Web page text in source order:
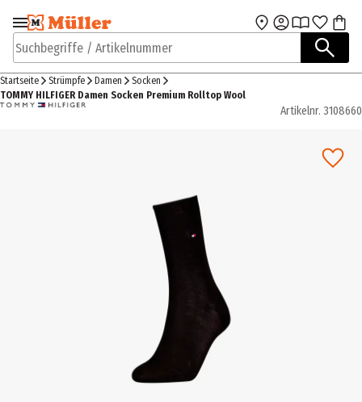
Zur Navigation
springen
Zum Hauptinhalt
Suchbegriffe / Artikelnummer
Startseite Strümpfe Damen
Socken
TOMMY HILFIGER Damen Socken Premium Rolltop Wool
Artikelnr. 3108660